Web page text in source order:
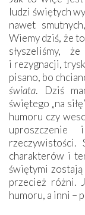
ludzi świętych
nawet
Wiemy dziś, że
słyszeliśmy,
i rezygnacji,
pisano, bo
świata. Dziś
świętego „na
humoru czy
charakterów i
świętymi
przecież różni.
humoru, a inni –